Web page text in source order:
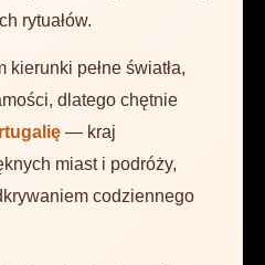
rytuałów.
pełne światła,
dlatego chętnie
— kraj
miast i podróży,
codziennego